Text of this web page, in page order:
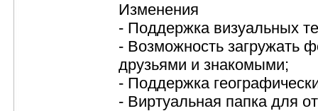
Изменения
- Поддержка визуальных
- Возможность загружать
друзьями и знакомыми;
- Поддержка
- Виртуальная папка для